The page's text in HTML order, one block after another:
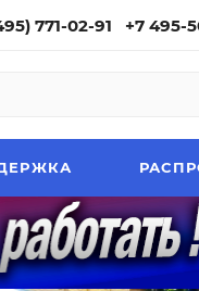
771-02-91 +7 495-